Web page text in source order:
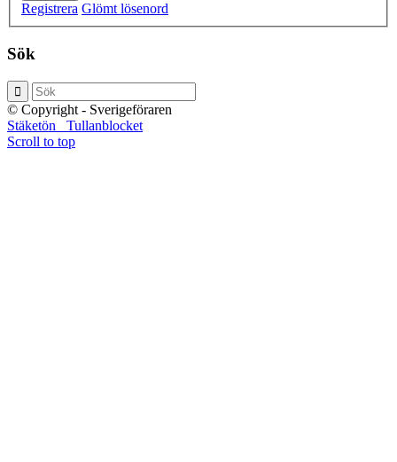
Registrera Glömt lösenord
Sök
© Copyright - Sverigeföraren
Stäketön
Tullanblocket
Scroll to top